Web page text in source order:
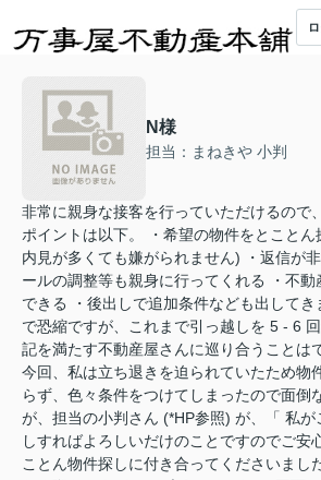
N様
担当：まねきや 小判
非常に親身な接客を行っていただけるので
ポイントは以下。 ・希望の物件をとこと
内見が多くても嫌がられません) ・返信が
ールの調整等も親身に行ってくれる ・不動
できる ・後出しで追加条件なども出して
で恐縮ですが、これまで引っ越しを 5 - 6
記を満たす不動産屋さんに巡り合うことは
今回、私は立ち退きを迫られていたため物
らず、色々条件をつけてしまったので面倒
が、担当の小判さん (*HP参照) が、「 私が
しすればよろしいだけのことですのでご安
ことん物件探しに付き合ってくださいまし